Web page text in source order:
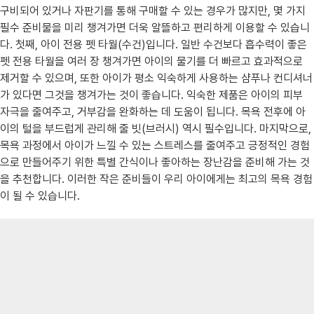
구비되어 있거나 자판기를 통해 구매할 수 있는 경우가 많지만, 몇 가지
필수 준비물을 미리 챙겨가면 더욱 알뜰하고 편리하게 이용할 수 있습니
다. 첫째, 아이 전용 펫 타월(수건)입니다. 일반 수건보다 흡수력이 좋은
펫 전용 타월을 여러 장 챙겨가면 아이의 물기를 더 빠르고 효과적으로
제거할 수 있으며, 또한 아이가 평소 익숙하게 사용하는 샴푸나 컨디셔너
가 있다면 그것을 챙겨가는 것이 좋습니다. 익숙한 제품은 아이의 피부
자극을 줄여주고, 거부감을 완화하는 데 도움이 됩니다. 목욕 전후에 아
이의 털을 부드럽게 관리해 줄 빗(브러시) 역시 필수입니다. 마지막으로,
목욕 과정에서 아이가 느낄 수 있는 스트레스를 줄여주고 긍정적인 경험
으로 만들어주기 위한 특별 간식이나 좋아하는 장난감을 준비해 가는 것
을 추천합니다. 이러한 작은 준비들이 우리 아이에게는 최고의 목욕 경험
이 될 수 있습니다.